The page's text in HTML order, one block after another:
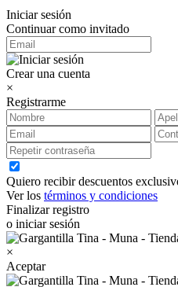
Iniciar sesión
Continuar como invitado
Crear una cuenta
×
Registrarme
Quiero recibir descuentos
Ver los términos y condiciones
Finalizar registro
o iniciar sesión
×
Aceptar